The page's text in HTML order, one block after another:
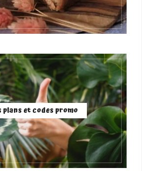
plans et codes promo